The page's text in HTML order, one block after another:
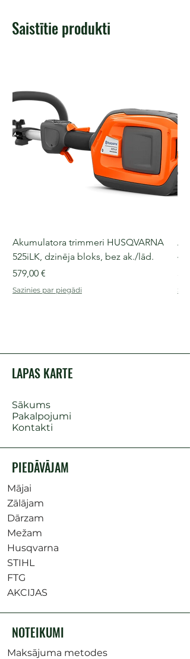
Saistītie produkti
Akumulatora trimmeri HUSQVARNA
525iLK, dzinēja bloks, bez ak./lād.
Cena
579,00 €
Sazinies par piegādi
LAPAS KARTE
Sākums
Pakalpojumi
Kontakti
PIEDĀVĀJAM
Mājai
Zālājam
Dārzam
Mežam
Husqvarna
STIHL
FTG
AKCIJAS
NOTEIKUMI
Maksājuma metodes